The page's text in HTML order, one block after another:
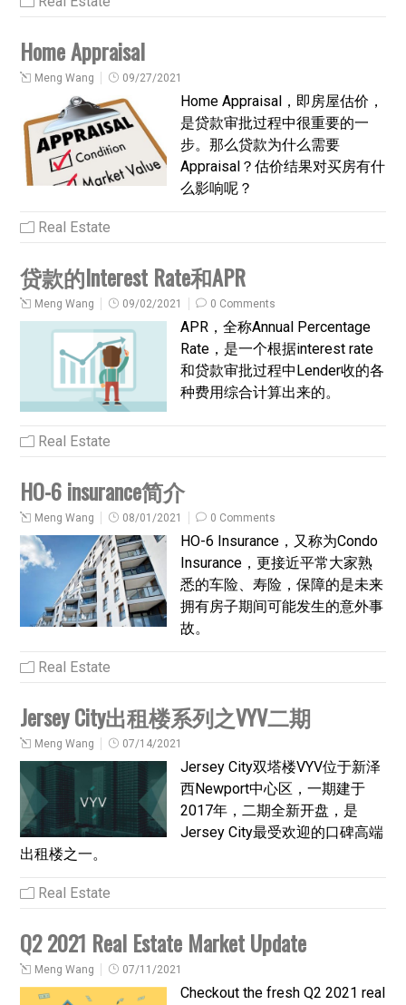
Home Appraisal
Meng Wang 09/27/2021
Home Appraisal，即房屋估价，
是贷款审批过程中很重要的一
步。那么贷款为什么需要
Appraisal？估价结果对买房有什
么影响呢？
Real Estate
贷款的Interest Rate和APR
Meng Wang 09/02/2021 0 Comments
APR，全称Annual Percentage
Rate，是一个根据interest rate
和贷款审批过程中Lender收的各
种费用综合计算出来的。
Real Estate
HO-6 insurance简介
Meng Wang 08/01/2021 0 Comments
HO-6 Insurance，又称为Condo
Insurance，更接近平常大家熟
悉的车险、寿险，保障的是未来
拥有房子期间可能发生的意外事
故。
Real Estate
Jersey City出租楼系列之VYV二期
Meng Wang 07/14/2021
Jersey City双塔楼VYV位于新泽
西Newport中心区，一期建于
2017年，二期全新开盘，是
Jersey City最受欢迎的口碑高端
出租楼之一。
Real Estate
Q2 2021 Real Estate Market Update
Meng Wang 07/11/2021
Checkout the fresh Q2 2021 real